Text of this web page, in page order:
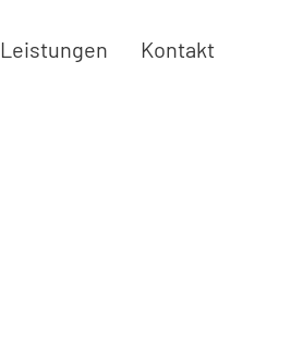
Leistungen Kontakt